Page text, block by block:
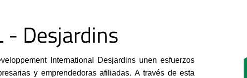
- Desjardins
International Desjardins unen esfuerzos
y emprendedoras afiliadas. A través de esta